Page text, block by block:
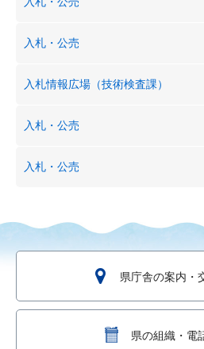
入札・公売
入札情報広場（技術検査課）
入札・公売
入札・公売
県庁舎の案内・
県の組織・電